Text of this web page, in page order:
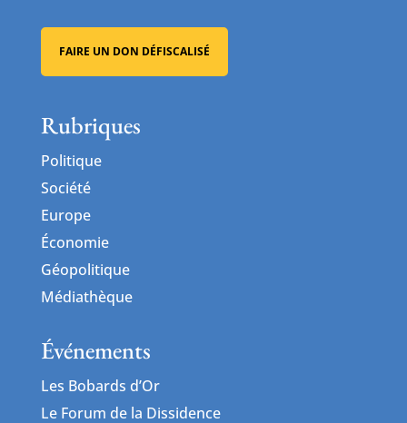
FAIRE UN DON DÉFISCALISÉ
Rubriques
Politique
Société
Europe
Économie
Géopolitique
Médiathèque
Événements
Les Bobards d’Or
Le Forum de la Dissidence